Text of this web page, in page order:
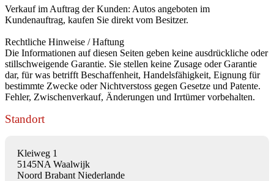
Verkauf im Auftrag der Kunden: Autos angeboten im
Kundenauftrag, kaufen Sie direkt vom Besitzer.
Rechtliche Hinweise / Haftung
Die Informationen auf diesen Seiten geben keine ausdrückliche oder
stillschweigende Garantie. Sie stellen keine Zusage oder Garantie
dar, für was betrifft Beschaffenheit, Handelsfähigkeit, Eignung für
bestimmte Zwecke oder Nichtverstoss gegen Gesetze und Patente.
Fehler, Zwischenverkauf, Änderungen und Irrtümer vorbehalten.
Standort
Kleiweg 1
5145NA Waalwijk
Noord Brabant Niederlande